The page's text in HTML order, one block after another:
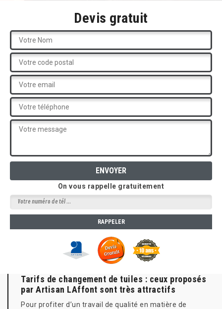
Devis gratuit
On vous rappelle gratuitement
Tarifs de changement de tuiles : ceux proposés
par Artisan LAffont sont très attractifs
Pour profiter d’un travail de qualité en matière de